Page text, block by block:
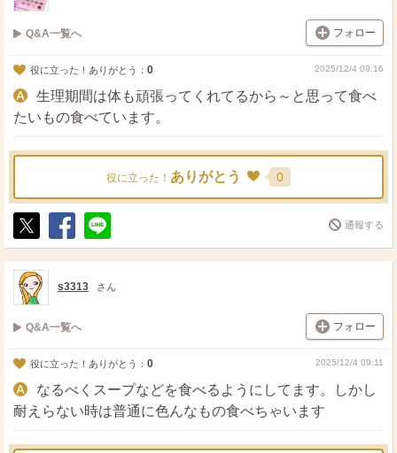
Q&A一覧へ フォロー
役に立った！ありがとう： 0 2025/12/4 09:16
生理期間は体も頑張ってくれてるから～と思って食べ
たいもの食べています。
役に立った！ ありがとう 0
ポ
ス
ト
シ
ェ
送
る
通報する
s3313 さん
Q&A一覧へ フォロー
役に立った！ありがとう： 0 2025/12/4 09:11
なるべくスープなどを食べるようにしてます。しかし
耐えらない時は普通に色んなもの食べちゃいます